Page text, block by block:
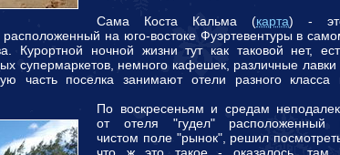
Сама Коста Кальма (карта) -
на юго-востоке Фуэртевентуры в
Курортной ночной жизни тут как таковой нет,
супермаркетов, немного кафешек, различные лавки
часть поселка занимают отели разного класса
По воскресеньям и средам
от отеля "гудел" расположенный
чистом поле "рынок", решил